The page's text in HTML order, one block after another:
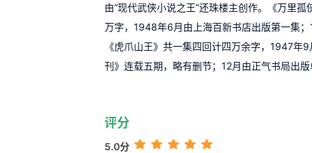
由“现代武侠小说之王”还珠楼主创作。《万里孤
万字，1948年6月由上海百新书店出版第一集
《虎爪山王》共一集四回计四万余字，1947年
刊》连载五期，略有删节；12月由正气书局出
评分
5.0分